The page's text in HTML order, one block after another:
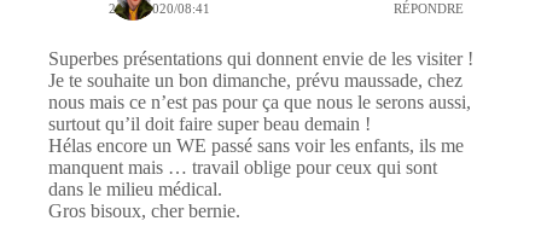
26/07/2020/08:41 RÉPONDRE
Superbes présentations qui donnent envie de les visiter !
Je te souhaite un bon dimanche, prévu maussade, chez
nous mais ce n’est pas pour ça que nous le serons aussi,
surtout qu’il doit faire super beau demain !
Hélas encore un WE passé sans voir les enfants, ils me
manquent mais … travail oblige pour ceux qui sont
dans le milieu médical.
Gros bisoux, cher bernie.